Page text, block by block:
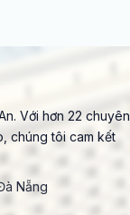
Với hơn 22 chuyên
chúng tôi cam kết
Nẵng